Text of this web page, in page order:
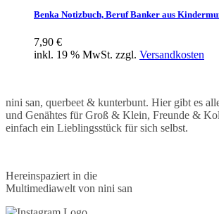
Benka Notizbuch, Beruf Banker aus
7,90 €
inkl. 19 % MwSt. zzgl. Versandkosten
nini san, querbeet & kunterbunt. Hier gibt es
und Genähtes für Groß & Klein, Freunde &
einfach ein Lieblingsstück für sich selbst.
Hereinspaziert in die
Multimediawelt von nini san